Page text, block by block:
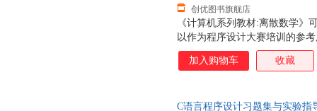
《计算机系列教材:离散数学》
以作为程序设计大赛培训的参
创优图书旗舰店
加入购物车 收藏
C语言程序设计习题集与实验指